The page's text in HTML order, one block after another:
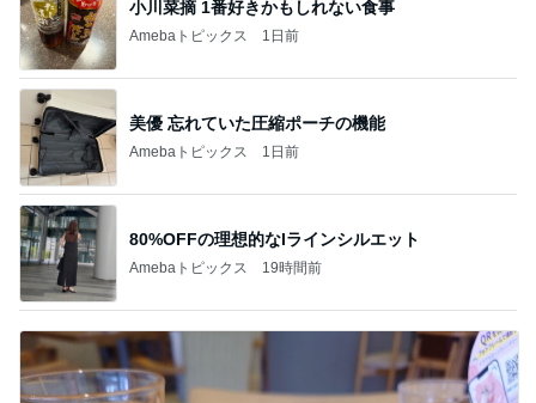
小川菜摘 1番好きかもしれない食事
Amebaトピックス 1日前
美優 忘れていた圧縮ポーチの機能
Amebaトピックス 1日前
80%OFFの理想的なIラインシルエット
Amebaトピックス 19時間前